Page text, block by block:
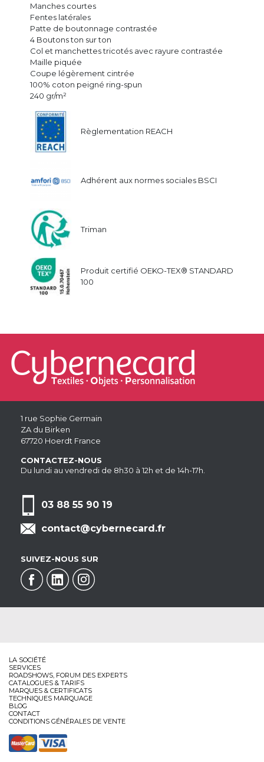
Manches courtes
Fentes latérales
Patte de boutonnage contrastée
4 Boutons ton sur ton
Col et manchettes tricotés avec rayure contrastée
Maille piquée
Coupe légèrement cintrée
100% coton peigné ring-spun
240 gr/m²
Règlementation REACH
Adhérent aux normes sociales BSCI
Triman
Produit certifié OEKO-TEX® STANDARD
100
1 rue Sophie Germain
ZA du Birken
67720 Hoerdt France
CONTACTEZ-NOUS
Du lundi au vendredi de 8h30 à 12h et de 14h-17h.
03 88 55 90 19
contact@cybernecard.fr
SUIVEZ-NOUS SUR
LA SOCIÉTÉ
SERVICES
ROADSHOWS, FORUM DES EXPERTS
CATALOGUES & TARIFS
MARQUES & CERTIFICATS
TECHNIQUES MARQUAGE
BLOG
CONTACT
CONDITIONS GÉNÉRALES DE VENTE